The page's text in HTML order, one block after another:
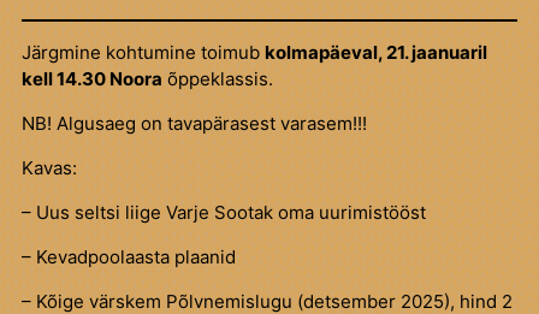
Järgmine kohtumine toimub kolmapäeval, 21. jaanuaril
kell 14.30 Noora õppeklassis.
NB! Algusaeg on tavapärasest varasem!!!
Kavas:
– Uus seltsi liige Varje Sootak oma uurimistööst
– Kevadpoolaasta plaanid
– Kõige värskem Põlvnemislugu (detsember 2025), hind 2